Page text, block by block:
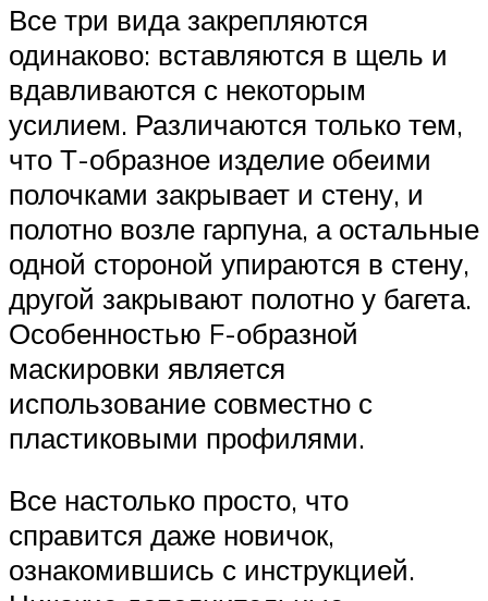
Все три вида закрепляются
одинаково: вставляются в щель и
вдавливаются с некоторым
усилием. Различаются только тем,
что Т-образное изделие обеими
полочками закрывает и стену, и
полотно возле гарпуна, а остальные
одной стороной упираются в стену,
другой закрывают полотно у багета.
Особенностью F-образной
маскировки является
использование совместно с
пластиковыми профилями.
Все настолько просто, что
справится даже новичок,
ознакомившись с инструкцией.